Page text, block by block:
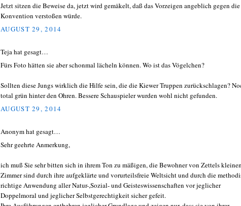
Jetzt sitzen die Beweise da, jetzt wird gemäkelt, daß das Vorzeigen angeblich gegen die
Konvention verstoßen würde.
AUGUST 29, 2014
Teja hat gesagt…
Fürs Foto hätten sie aber schonmal lächeln können. Wo ist das Vögelchen?
Sollten diese Jungs wirklich die Hilfe sein, die die Kiewer Truppen zurückschlagen?
total grün hinter den Ohren. Bessere Schauspieler wurden wohl nicht gefunden.
AUGUST 29, 2014
Anonym hat gesagt…
Sehr geehrte Anmerkung,
ich muß Sie sehr bitten sich in ihrem Ton zu mäßigen, die Bewohner von Zettels
Zimmer sind durch ihre aufgeklärte und vorurteilsfreie Weltsicht und durch die
richtige Anwendung aller Natur-,Sozial- und Geisteswissenschaften vor jeglicher
Doppelmoral und jeglicher Selbstgerechtigkeit sicher gefeit.